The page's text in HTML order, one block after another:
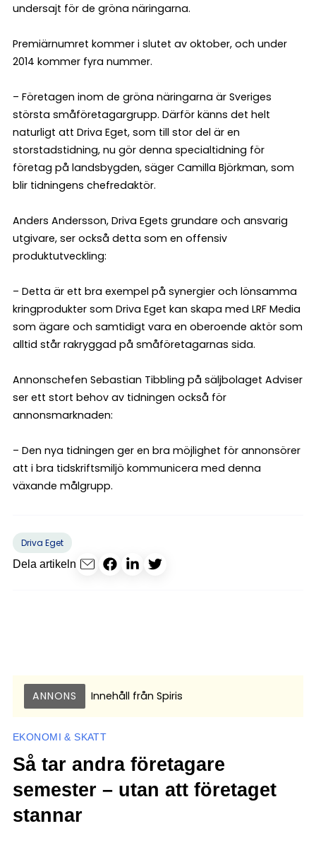
undersajt för de gröna näringarna.
Premiärnumret kommer i slutet av oktober, och under
2014 kommer fyra nummer.
– Företagen inom de gröna näringarna är Sveriges
största småföretagargrupp. Därför känns det helt
naturligt att Driva Eget, som till stor del är en
storstadstidning, nu gör denna specialtidning för
företag på landsbygden, säger Camilla Björkman, som
blir tidningens chefredaktör.
Anders Andersson, Driva Egets grundare och ansvarig
utgivare, ser också detta som en offensiv
produktutveckling:
– Detta är ett bra exempel på synergier och lönsamma
kringprodukter som Driva Eget kan skapa med LRF Media
som ägare och samtidigt vara en oberoende aktör som
alltid står rakryggad på småföretagarnas sida.
Annonschefen Sebastian Tibbling på säljbolaget Adviser
ser ett stort behov av tidningen också för
annonsmarknaden:
– Den nya tidningen ger en bra möjlighet för annonsörer
att i bra tidskriftsmiljö kommunicera med denna
växande målgrupp.
Driva Eget
Dela artikeln
ANNONS Innehåll från Spiris
EKONOMI & SKATT
Så tar andra företagare
semester – utan att företaget
stannar